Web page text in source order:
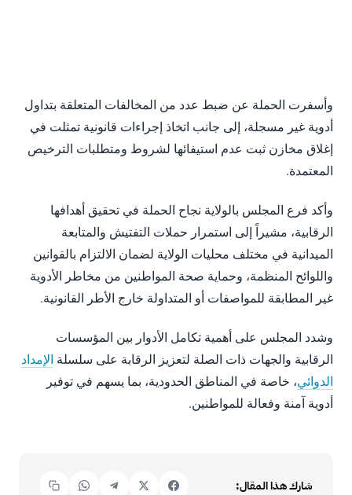
وأسفرت الحملة عن ضبط عدد من المخالفات المتعلقة بتداول
أدوية غير مسجلة، إلى جانب اتخاذ إجراءات قانونية تمثلت في
إغلاق مخازن ثبت عدم استيفائها لشروط ومتطلبات الترخيص
المعتمدة.
وأكد فرع المجلس بالولاية نجاح الحملة في تحقيق أهدافها
الرقابية، مشيراً إلى استمرار حملات التفتيش والمتابعة
الميدانية في مختلف محليات الولاية لضمان الالتزام بالقوانين
واللوائح المنظمة، وحماية صحة المواطنين من مخاطر الأدوية
غير المطابقة للمواصفات أو المتداولة خارج الأطر القانونية.
وشدد المجلس على أهمية تكامل الأدوار بين المؤسسات
الرقابية والجهات ذات الصلة لتعزيز الرقابة على سلسلة الإمداد
الدوائي، خاصة في المناطق الحدودية، بما يسهم في توفير
أدوية آمنة وفعالة للمواطنين.
شارك هذا المقال: